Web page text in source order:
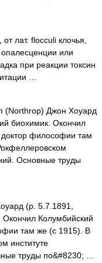
лат. flocculi клочья,
или
при реакции токсин
…
(Northrop) Джон Хоуард
биохимик. Окончил
доктор философии там
Основные труды
(р. 5.7.1891,
Колумбийский
там же (с 1915). В
институте
труды по&#8230; …